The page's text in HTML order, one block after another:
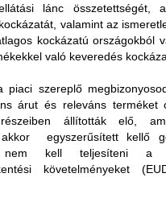
lánc összetettségét,
valamint az
kockázatú országokból
való keveredés
piaci szereplő
árut és releváns terméket
állították elő,
akkor egyszerűsített kellő
kell teljesíteni a
követelményeket